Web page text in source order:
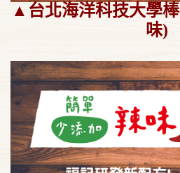
▲台北海洋科技大學
味)